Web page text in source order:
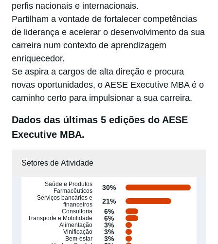
perfis nacionais e internacionais.
Partilham a vontade de fortalecer competências
de liderança e acelerar o desenvolvimento da sua
carreira num contexto de aprendizagem
enriquecedor.
Se aspira a cargos de alta direção e procura
novas oportunidades, o AESE Executive MBA é o
caminho certo para impulsionar a sua carreira.
Dados das últimas 5 edições do AESE
Executive MBA.
Setores de Atividade
Saúde e Produtos
Farmacêuticos
30%
Serviços bancários e
financeiros
21%
Consultoria 6%
Transporte e Mobilidade 6%
Alimentação 3%
Vinificação 3%
Bem-estar 3%